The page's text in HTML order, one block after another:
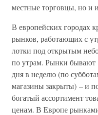
местные торговцы, но и
В европейских городах
рынков, работающих с
лотки под открытым
по утрам. Рынки бывают
дня в неделю (по
магазины закрыты) – и
богатый ассортимент
ценам. В Европе